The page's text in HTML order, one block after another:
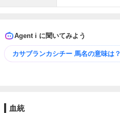
Agent i に聞いてみよう
カサブランカシチー 馬名の意味は？
血統